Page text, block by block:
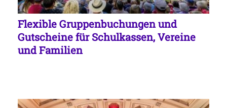
Flexible Gruppenbuchungen und
Gutscheine für Schulkassen, Vereine
und Familien